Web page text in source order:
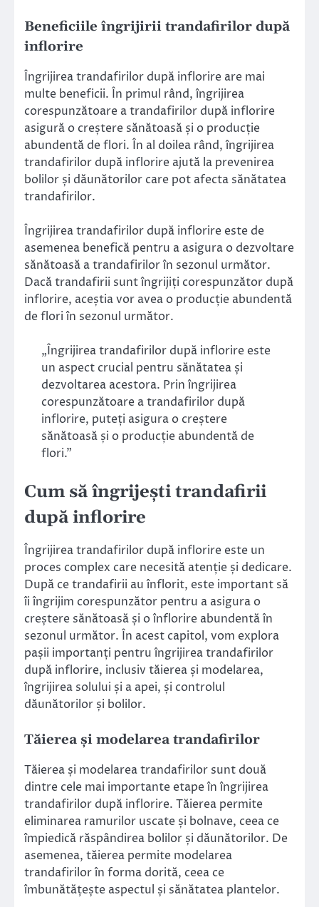
Beneficiile îngrijirii trandafirilor după
inflorire
Îngrijirea trandafirilor după inflorire are mai
multe beneficii. În primul rând, îngrijirea
corespunzătoare a trandafirilor după inflorire
asigură o creștere sănătoasă și o producție
abundentă de flori. În al doilea rând, îngrijirea
trandafirilor după inflorire ajută la prevenirea
bolilor și dăunătorilor care pot afecta sănătatea
trandafirilor.
Îngrijirea trandafirilor după inflorire este de
asemenea benefică pentru a asigura o dezvoltare
sănătoasă a trandafirilor în sezonul următor.
Dacă trandafirii sunt îngrijiți corespunzător după
inflorire, aceștia vor avea o producție abundentă
de flori în sezonul următor.
„Îngrijirea trandafirilor după inflorire este
un aspect crucial pentru sănătatea și
dezvoltarea acestora. Prin îngrijirea
corespunzătoare a trandafirilor după
inflorire, puteți asigura o creștere
sănătoasă și o producție abundentă de
flori.”
Cum să îngrijești trandafirii
după inflorire
Îngrijirea trandafirilor după inflorire este un
proces complex care necesită atenție și dedicare.
După ce trandafirii au înflorit, este important să
îi îngrijim corespunzător pentru a asigura o
creștere sănătoasă și o înflorire abundentă în
sezonul următor. În acest capitol, vom explora
pașii importanți pentru îngrijirea trandafirilor
după inflorire, inclusiv tăierea și modelarea,
îngrijirea solului și a apei, și controlul
dăunătorilor și bolilor.
Tăierea și modelarea trandafirilor
Tăierea și modelarea trandafirilor sunt două
dintre cele mai importante etape în îngrijirea
trandafirilor după inflorire. Tăierea permite
eliminarea ramurilor uscate și bolnave, ceea ce
împiedică răspândirea bolilor și dăunătorilor. De
asemenea, tăierea permite modelarea
trandafirilor în forma dorită, ceea ce
îmbunătățește aspectul și sănătatea plantelor.